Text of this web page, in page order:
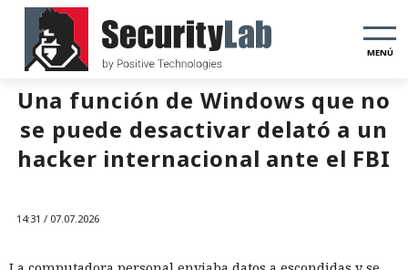
MENÚ
Una función de Windows que no
se puede desactivar delató a un
hacker internacional ante el FBI
14:31 / 07.07.2026